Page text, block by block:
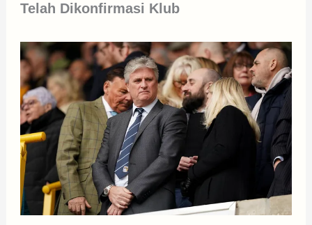
Telah Dikonfirmasi Klub